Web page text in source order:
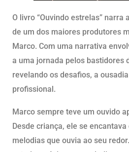
O livro “Ouvindo estrelas” narra
de um dos maiores produtores
Marco. Com uma narrativa
a uma jornada pelos bastidores
revelando os desafios, a
profissional.
Marco sempre teve um ouvido
Desde criança, ele se
melodias que ouvia ao seu